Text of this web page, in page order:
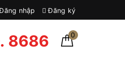
nhập Đăng ký
8686 0